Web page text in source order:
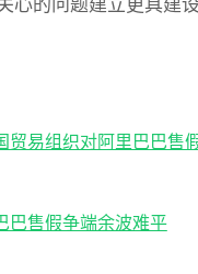
贸易组织对阿里巴巴售
巴售假争端余波难平